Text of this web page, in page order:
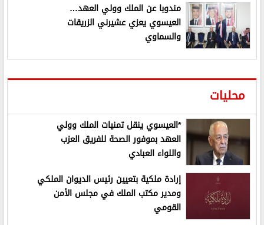
مندوبا عن الملك وولي العهد…
العيسوي يعزي عشيرني الزريقات
والسماوي
محليات
*العيسوي ينقل تمنيات الملك وولي
العهد بموفور الصحة للفريق العزب
واللواء العبادي
إرادة ملكية بتعيين رئيس الديوان الملكي
ومدير مكتب الملك في مجلس الأمن
القومي